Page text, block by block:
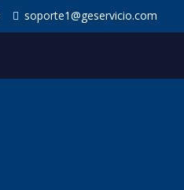
soporte1@geservicio.com